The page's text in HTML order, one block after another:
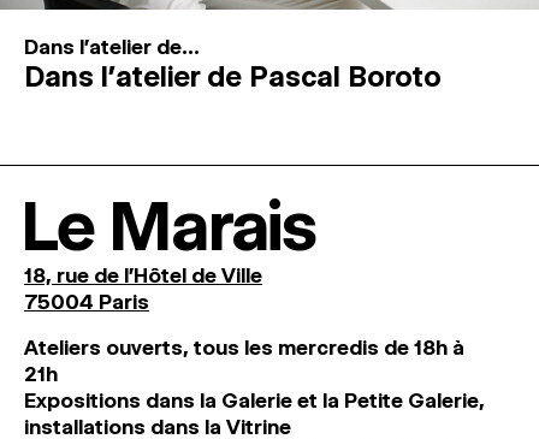
Dans l'atelier de...
Dans l’atelier de Pascal Boroto
Le Marais
18, rue de l'Hôtel de Ville
75004 Paris
Ateliers ouverts, tous les mercredis de 18h à
21h
Expositions dans la Galerie et la Petite Galerie,
installations dans la Vitrine